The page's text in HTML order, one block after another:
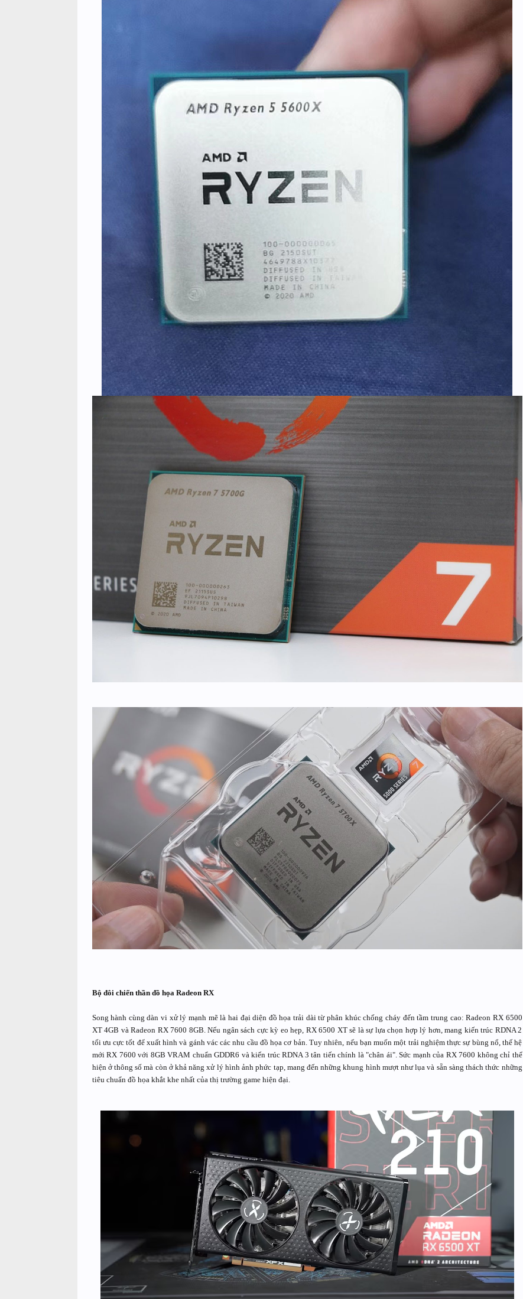
Bộ đôi chiến thần đồ họa Radeon RX
Song hành cùng dàn vi xử lý mạnh mẽ là hai đại diện đồ họa trải dài từ phân khúc chống cháy đến tầm trung cao: Radeon RX 6500
XT 4GB và Radeon RX 7600 8GB. Nếu ngân sách cực kỳ eo hẹp, RX 6500 XT sẽ là sự lựa chọn hợp lý hơn, mang kiến trúc RDNA 2
tối ưu cực tốt để xuất hình và gánh vác các nhu cầu đồ họa cơ bản. Tuy nhiên, nếu bạn muốn một trải nghiệm thực sự bùng nổ, thế hệ
mới RX 7600 với 8GB VRAM chuẩn GDDR6 và kiến trúc RDNA 3 tân tiến chính là "chân ái". Sức mạnh của RX 7600 không chỉ thể
hiện ở thông số mà còn ở khả năng xử lý hình ảnh phức tạp, mang đến những khung hình mượt như lụa và sẵn sàng thách thức những
tiêu chuẩn đồ họa khắt khe nhất của thị trường game hiện đại.